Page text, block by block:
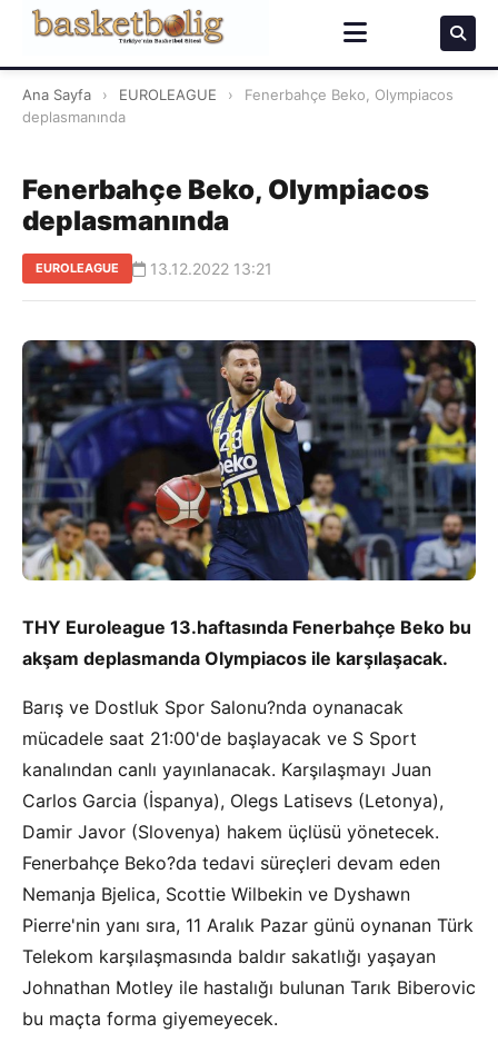
Ana Sayfa › EUROLEAGUE ›
Fenerbahçe Beko, Olympiacos
deplasmanında
Fenerbahçe Beko, Olympiacos
deplasmanında
EUROLEAGUE 13.12.2022 13:21
THY Euroleague 13.haftasında Fenerbahçe Beko bu
akşam deplasmanda Olympiacos ile karşılaşacak.
Barış ve Dostluk Spor Salonu?nda oynanacak
mücadele saat 21:00'de başlayacak ve S Sport
kanalından canlı yayınlanacak. Karşılaşmayı Juan
Carlos Garcia (İspanya), Olegs Latisevs (Letonya),
Damir Javor (Slovenya) hakem üçlüsü yönetecek.
Fenerbahçe Beko?da tedavi süreçleri devam eden
Nemanja Bjelica, Scottie Wilbekin ve Dyshawn
Pierre'nin yanı sıra, 11 Aralık Pazar günü oynanan Türk
Telekom karşılaşmasında baldır sakatlığı yaşayan
Johnathan Motley ile hastalığı bulunan Tarık Biberovic
bu maçta forma giyemeyecek.